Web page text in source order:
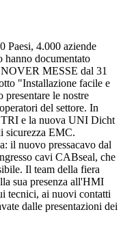
Paesi, 4.000 aziende
hanno documentato
MESSE dal 31
"Installazione facile e
le nostre
del settore. In
e la nuova UNI Dicht
sicurezza EMC.
il nuovo pressacavo dal
cavi CABseal, che
Il team della fiera
sua presenza all'HMI
tecnici, ai nuovi contatti
dalle presentazioni dei